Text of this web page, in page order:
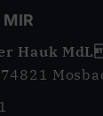
Hauk